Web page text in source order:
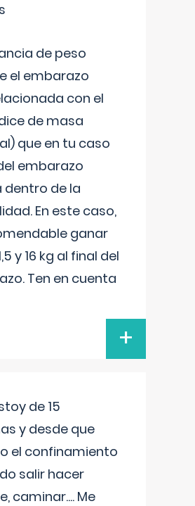
de peso
el embarazo
con el
de masa
que en tu caso
embarazo
dentro de la
En este caso,
ganar
y 16 kg al final del
Ten en cuenta
+
de 15
y desde que
el confinamiento
salir hacer
caminar.... Me